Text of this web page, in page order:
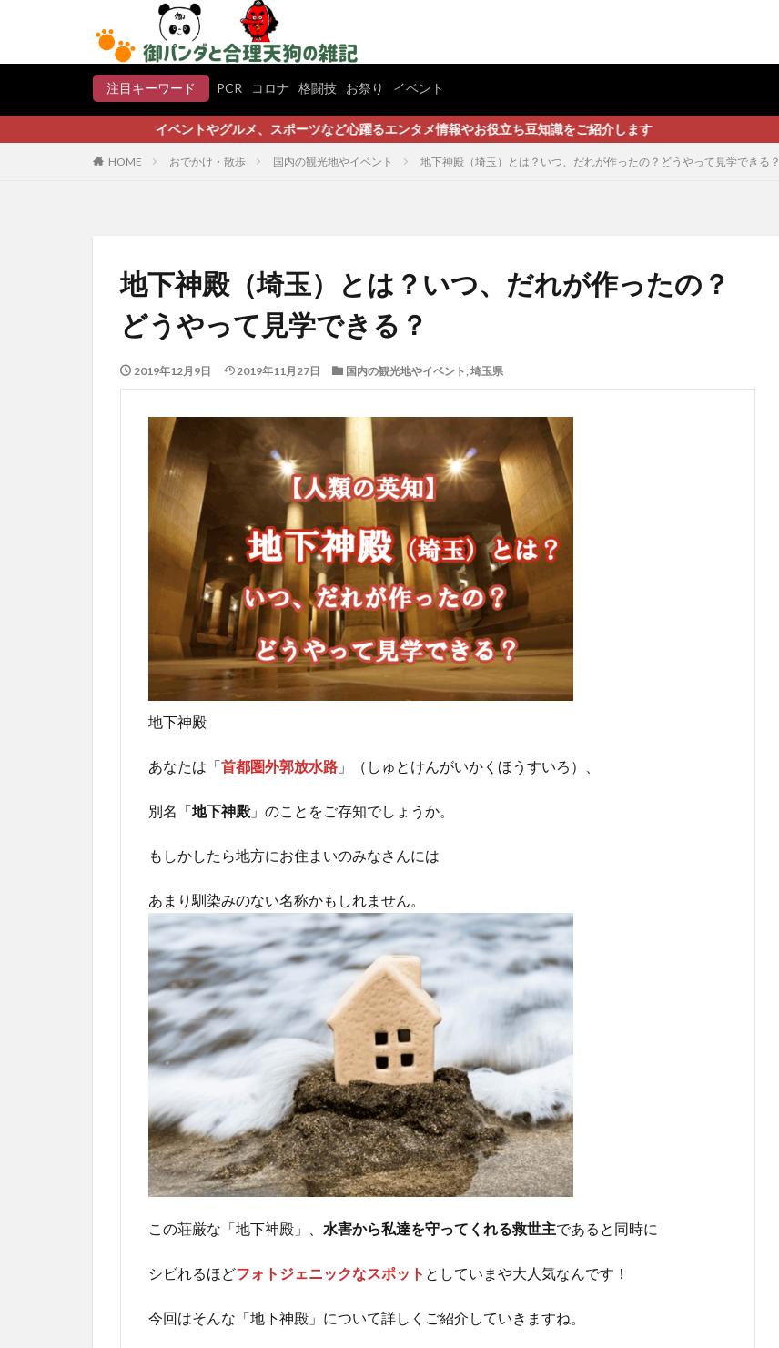
注目キーワード PCR コロナ 格闘技 お祭り イベント
イベントやグルメ、スポーツなど心躍るエンタメ情報やお役立ち豆知識をご紹介します
HOME おでかけ・散歩 国内の観光地やイベント 地下神殿（埼玉）とは？いつ、だれが作ったの？どうやって見学できる？
地下神殿（埼玉）とは？いつ、だれが作ったの？
どうやって見学できる？
2019年12月9日 2019年11月27日 国内の観光地やイベント, 埼玉県
地下神殿
あなたは「首都圏外郭放水路 」（しゅとけんがいかくほうすいろ）、
別名「地下神殿」のことをご存知でしょうか。
もしかしたら地方にお住まいのみなさんには
あまり馴染みのない名称かもしれません。
この荘厳な「地下神殿」、 水害から私達を守ってくれる救世主であると同時に
シビれるほどフォトジェニックなスポット としていまや大人気なんです！
今回はそんな「地下神殿」について詳しくご紹介していきますね。